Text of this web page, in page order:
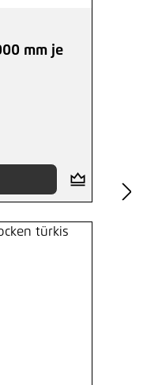
von 5 von 5
mm je